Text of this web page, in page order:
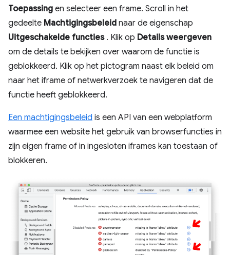
Toepassing en selecteer een frame. Scroll in het
gedeelte Machtigingsbeleid naar de eigenschap
Uitgeschakelde functies. Klik op Details weergeven
om de details te bekijken over waarom de functie is
geblokkeerd. Klik op het pictogram naast elk beleid om
naar het iframe of netwerkverzoek te navigeren dat de
functie heeft geblokkeerd.
Een machtigingsbeleid is een API van een webplatform
waarmee een website het gebruik van browserfuncties in
zijn eigen frame of in ingesloten iframes kan toestaan ​​of
blokkeren.